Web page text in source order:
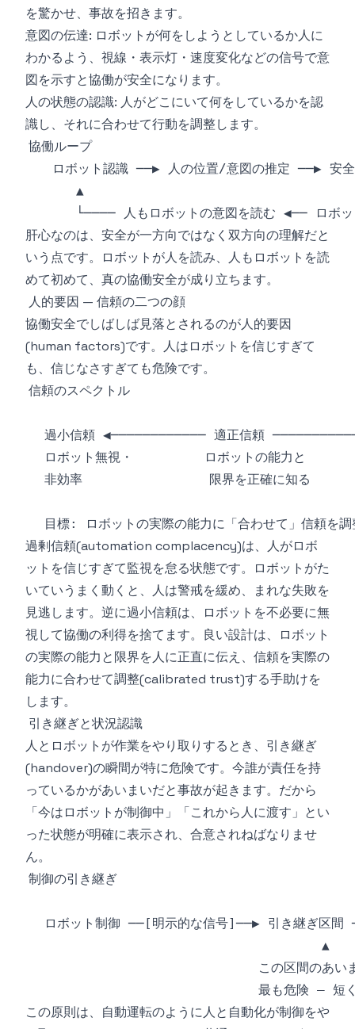
を驚かせ、事故を招きます。
意図の伝達: ロボットが何をしようとしているか人に
わかるよう、視線・表示灯・速度変化などの信号で意
図を示すと協働が安全になります。
人の状態の認識: 人がどこにいて何をしているかを認
識し、それに合わせて行動を調整します。
肝心なのは、安全が一方向ではなく双方向の理解だと
いう点です。ロボットが人を読み、人もロボットを読
めて初めて、真の協働安全が成り立ちます。
人的要因 — 信頼の二つの顔
協働安全でしばしば見落とされるのが人的要因
(human factors)です。人はロボットを信じすぎて
も、信じなさすぎても危険です。
過剰信頼(automation complacency)は、人がロボ
ットを信じすぎて監視を怠る状態です。ロボットがた
いていうまく動くと、人は警戒を緩め、まれな失敗を
見逃します。逆に過小信頼は、ロボットを不必要に無
視して協働の利得を捨てます。良い設計は、ロボット
の実際の能力と限界を人に正直に伝え、信頼を実際の
能力に合わせて調整(calibrated trust)する手助けを
します。
引き継ぎと状況認識
人とロボットが作業をやり取りするとき、引き継ぎ
(handover)の瞬間が特に危険です。今誰が責任を持
っているかがあいまいだと事故が起きます。だから
「今はロボットが制御中」「これから人に渡す」とい
った状態が明確に表示され、合意されねばなりませ
ん。
この原則は、自動運転のように人と自動化が制御をや